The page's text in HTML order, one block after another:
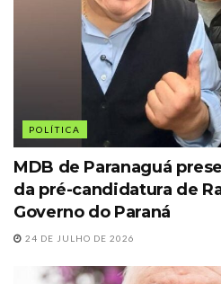
POLÍTICA
MDB de Paranaguá
da pré-candidatura de
Governo do Paraná
24 DE JULHO DE 2026